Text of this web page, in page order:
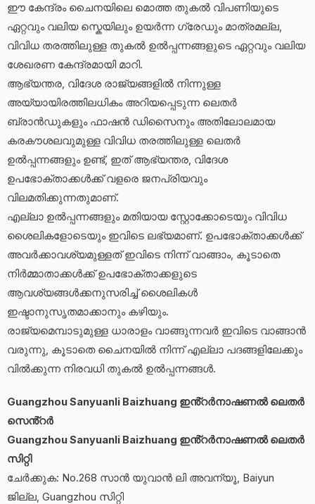
ഈ കേന്ദ്രം ചൈനയിലെ മൊത്ത തുകൽ വിപണിയുടെ
ഏറ്റവും വലിയ സ്കെയിലും ഉയർന്ന ഗ്രേഡും മാത്രമല്ല,
വിവിധ തരത്തിലുള്ള തുകൽ ഉൽപ്പന്നങ്ങളുടെ ഏറ്റവും വലിയ
ശേഖരണ കേന്ദ്രമായി മാറി.
ആഭ്യന്തര, വിദേശ രാജ്യങ്ങളിൽ നിന്നുള്ള
അയ്യായിരത്തിലധികം അറിയപ്പെടുന്ന ലെതർ
ബ്രാൻഡുകളും ഫാഷൻ ഡിസൈനും അതിലോലമായ
കരകൗശലവുമുള്ള വിവിധ തരത്തിലുള്ള ലെതർ
ഉൽപ്പന്നങ്ങളും ഉണ്ട്, ഇത് ആഭ്യന്തര, വിദേശ
ഉപഭോക്താക്കൾക്ക് വളരെ ജനപ്രിയവും
വിലമതിക്കുന്നതുമാണ്.
എല്ലാ ഉൽപ്പന്നങ്ങളും മതിയായ സ്റ്റോക്കോടെയും വിവിധ
ശൈലികളോടെയും ഇവിടെ ലഭ്യമാണ്. ഉപഭോക്താക്കൾക്ക്
അവർക്കാവശ്യമുള്ളത് ഇവിടെ നിന്ന് വാങ്ങാം, കൂടാതെ
നിർമ്മാതാക്കൾക്ക് ഉപഭോക്താക്കളുടെ
ആവശ്യങ്ങൾക്കനുസരിച്ച് ശൈലികൾ
ഇഷ്ടാനുസൃതമാക്കാനും കഴിയും.
രാജ്യമെമ്പാടുമുള്ള ധാരാളം വാങ്ങുന്നവർ ഇവിടെ വാങ്ങാൻ
വരുന്നു, കൂടാതെ ചൈനയിൽ നിന്ന് എല്ലാ പദങ്ങളിലേക്കും
വിൽക്കുന്ന നിരവധി തുകൽ ഉൽപ്പന്നങ്ങൾ.
Guangzhou Sanyuanli Baizhuang ഇൻ്റർനാഷണൽ ലെതർ
സെൻ്റർ
Guangzhou Sanyuanli Baizhuang ഇൻ്റർനാഷണൽ ലെതർ
സിറ്റി
ചേർക്കുക: No.268 സാൻ യുവാൻ ലി അവന്യൂ, Baiyun
ജില്ല, Guangzhou സിറ്റി